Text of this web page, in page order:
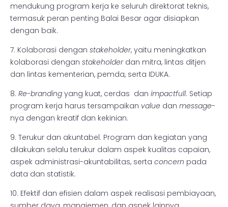
mendukung program kerja ke seluruh direktorat teknis,
termasuk peran penting Balai Besar agar disiapkan
dengan baik.
7. Kolaborasi dengan stakeholder, yaitu meningkatkan
kolaborasi dengan stakeholderdan mitra, lintas ditjen
dan lintas kementerian, pemda, serta IDUKA.
8. Re-branding yang kuat, cerdas dan impactfull. Setiap
program kerja harus tersampaikan value dan message-
nya dengan kreatif dan kekinian.
9. Terukur dan akuntabel. Program dan kegiatan yang
dilakukan selalu terukur dalam aspek kualitas capaian,
aspek administrasi-akuntabilitas, serta concern pada
data dan statistik.
10. Efektif dan efisien dalam aspek realisasi pembiayaan,